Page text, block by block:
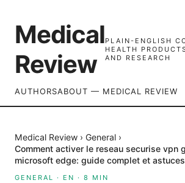
Medical
Review
PLAIN-ENGLISH
HEALTH
AND RESEARCH
AUTHORSABOUT — MEDICAL REVIEW
Medical Review › General ›
Comment activer le reseau securise vpn
microsoft edge: guide complet et
GENERAL · EN · 8 MIN